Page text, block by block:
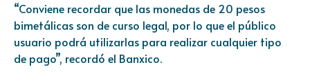
“Conviene recordar que las monedas de 20 pesos
bimetálicas son de curso legal, por lo que el público
usuario podrá utilizarlas para realizar cualquier tipo
de pago”, recordó el Banxico.